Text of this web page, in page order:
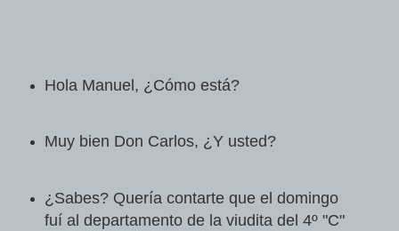
Hola Manuel, ¿Cómo está?
Muy bien Don Carlos, ¿Y usted?
¿Sabes? Quería contarte que el domingo
fuí al departamento de la viudita del 4º "C"